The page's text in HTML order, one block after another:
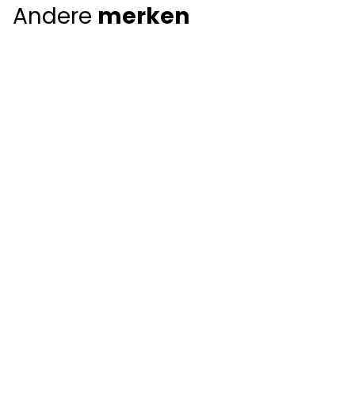
Andere merken